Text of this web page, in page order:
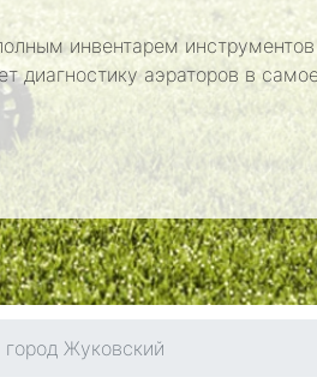
инвентарем инструментов
диагностику аэраторов в
город Жуковский